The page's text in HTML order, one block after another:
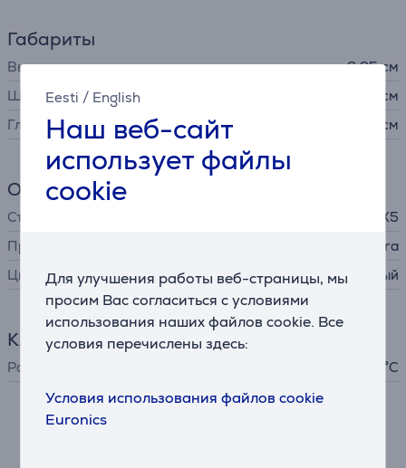
Eesti / English
Наш веб-сайт
использует файлы
cookie
Для улучшения работы веб-страницы, мы
просим Вас согласиться с условиями
использования наших файлов cookie. Все
условия перечислены здесь:
Условия использования файлов cookie
Euronics
Габариты
Высота
2,95 см
Ширина
6,4 см
Глубина
6,4 см
Общий параметр
Степень защиты
IPX5
Производитель
Aqara
Цвет
белый
Климатическая техника
Рабочая температура -10 - 40 °C